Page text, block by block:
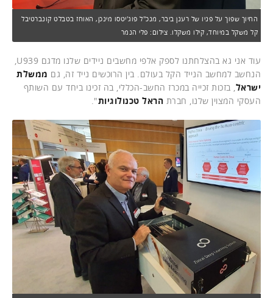
החיוך שפוך על פניו של רענן ביבר, מנכ"ל פוג'יטסו מינכן, האוחז בטבלט קונברטיבל
קל משקל במיוחד, קילו משקלו. צילום: פלי הנמר
עוד אני גא בהצלחתנו לספק אלפי מחשבים ניידים שלנו מדגם U939,
הנחשב למחשב הנייד הקל בעולם. בין הרוכשים נייד זה, גם ממשלת
ישראל, בזכות זכייה במכרז החשב-הכללי, בה זכינו ביחד עם השותף
העסקי המצוין שלנו, חברת הראל טכנולוגיות".